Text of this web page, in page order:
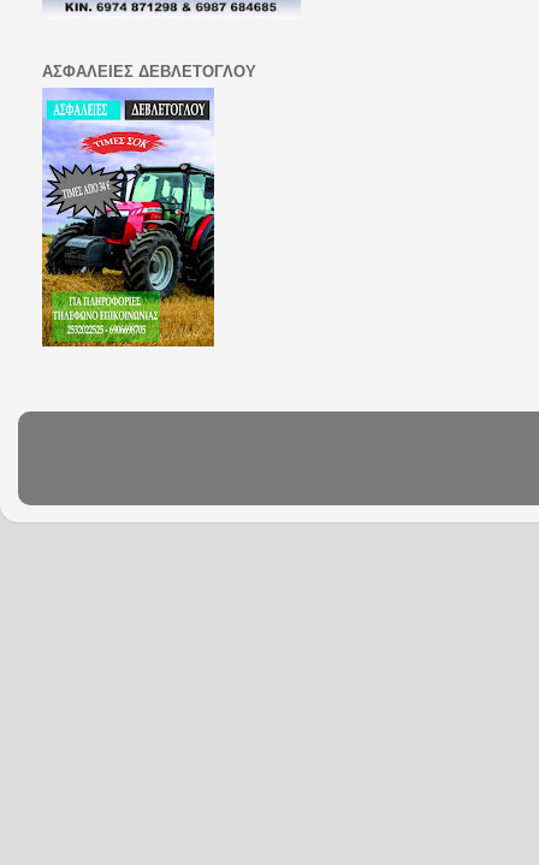
ΑΣΦΑΛΕΙΕΣ ΔΕΒΛΕΤΟΓΛΟΥ